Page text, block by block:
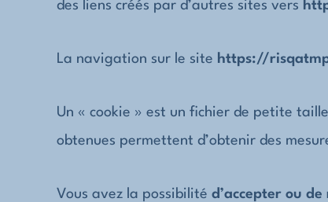
des liens créés par d’autres sites vers
La navigation sur le site https://
Un « cookie » est un fichier de petite
obtenues permettent d’obtenir des
Vous avez la possibilité d’accepter ou